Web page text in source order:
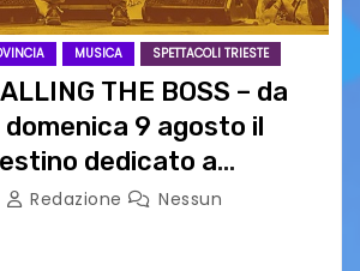
MUSICA SPETTACOLI TRIESTE
THE BOSS – da
9 agosto il
dedicato a
Redazione
Nessun